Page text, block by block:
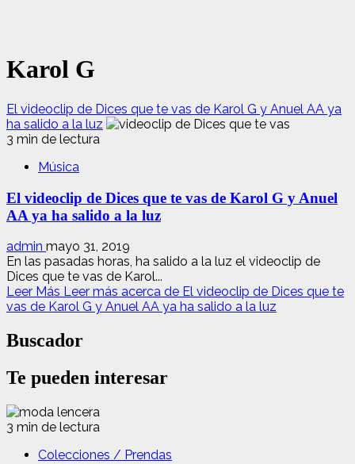
Karol G
El videoclip de Dices que te vas de Karol G y Anuel AA ya
ha salido a la luz
3 min de lectura
Música
El videoclip de Dices que te vas de Karol G y Anuel
AA ya ha salido a la luz
admin mayo 31, 2019
En las pasadas horas, ha salido a la luz el videoclip de
Dices que te vas de Karol...
Leer Más Leer más acerca de El videoclip de Dices que te
vas de Karol G y Anuel AA ya ha salido a la luz
Buscador
Te pueden interesar
3 min de lectura
Colecciones / Prendas